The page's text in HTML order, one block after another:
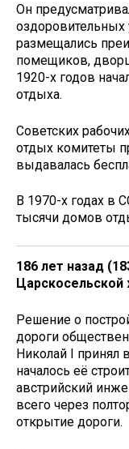
Он
размещались
помещиков,
1920-х годов
отдыха.
Советских
отдых комитеты
выдавалась
В 1970-х годах в
тысячи домов
186 лет назад
Решение о
дороги
Николай I принял
началось её
австрийский
всего через
открытие дороги.